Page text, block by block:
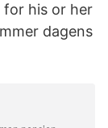
for his or her
dagens